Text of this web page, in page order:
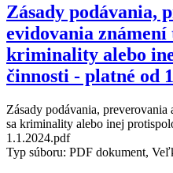
Zásady podávania,
evidovania
kriminality alebo
činnosti - platné od
Zásady podávania,
sa kriminality alebo inej
1.1.2024.pdf
Typ súboru: PDF dokument,